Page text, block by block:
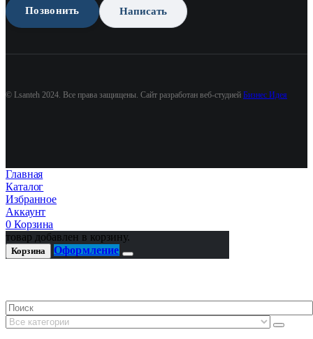
Позвонить Написать
© Lsanteh 2024. Все права защищены. Сайт разработан веб-студией Бизнес Идея
Главная
Каталог
Избранное
Аккаунт
0 Корзина
товар добавлен в корзину.
Корзина Оформление